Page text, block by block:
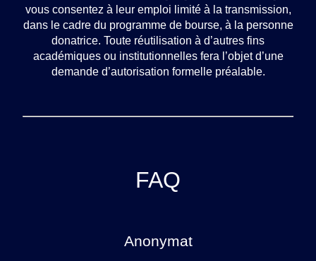
vous consentez à leur emploi limité à la transmission,
dans le cadre du programme de bourse, à la personne
donatrice. Toute réutilisation à d’autres fins
académiques ou institutionnelles fera l’objet d’une
demande d’autorisation formelle préalable.
FAQ
Anonymat